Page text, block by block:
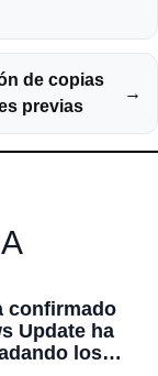
de copias
previas
→
confirmado
Update ha
los